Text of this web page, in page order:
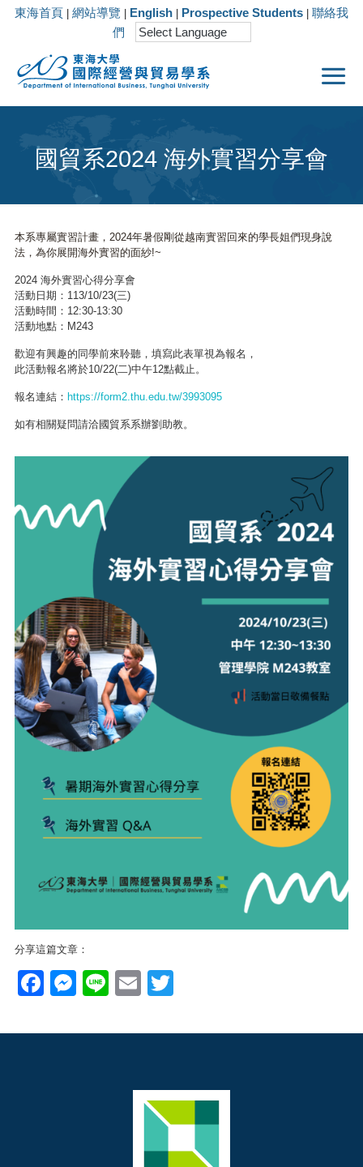
東海首頁 網站導覽 English Prospective Students
聯絡我
們
國貿系2024 海外實習分享會
本系專屬實習計畫，2024年暑假剛從越南實習回來的學長姐們現身說
法，為你展開海外實習的面紗!~
2024 海外實習心得分享會
活動日期：113/10/23(三)
活動時間：12:30-13:30
活動地點：M243
歡迎有興趣的同學前來聆聽，填寫此表單視為報名，
此活動報名將於10/22(二)中午12點截止。
報名連結： https://form2.thu.edu.tw/3993095
如有相關疑問請洽國貿系系辦劉助教。
分享這篇文章：
Facebook
Messenger
LineEmailTwitter